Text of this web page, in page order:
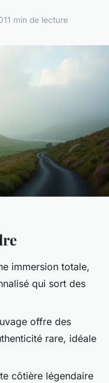
11 min de lecture
immersion totale,
qui sort des
offre des
rare, idéale
côtière légendaire